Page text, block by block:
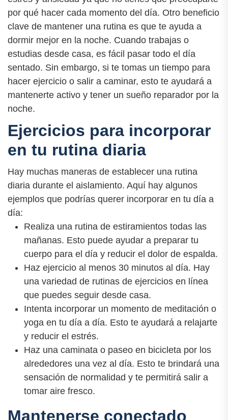
por qué hacer cada momento del día. Otro beneficio
clave de mantener una rutina es que te ayuda a
dormir mejor en la noche. Cuando trabajas o
estudias desde casa, es fácil pasar todo el día
sentado. Sin embargo, si te tomas un tiempo para
hacer ejercicio o salir a caminar, esto te ayudará a
mantenerte activo y tener un sueño reparador por la
noche.
Ejercicios para incorporar
en tu rutina diaria
Hay muchas maneras de establecer una rutina
diaria durante el aislamiento. Aquí hay algunos
ejemplos que podrías querer incorporar en tu día a
día:
Realiza una rutina de estiramientos todas las
mañanas. Esto puede ayudar a preparar tu
cuerpo para el día y reducir el dolor de espalda.
Haz ejercicio al menos 30 minutos al día. Hay
una variedad de rutinas de ejercicios en línea
que puedes seguir desde casa.
Intenta incorporar un momento de meditación o
yoga en tu día a día. Esto te ayudará a relajarte
y reducir el estrés.
Haz una caminata o paseo en bicicleta por los
alrededores una vez al día. Esto te brindará una
sensación de normalidad y te permitirá salir a
tomar aire fresco.
Mantenerse conectado